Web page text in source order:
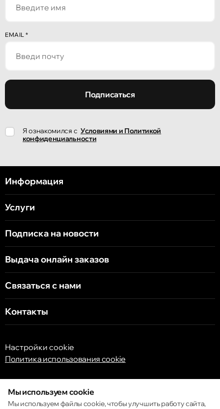
EMAIL *
Подписаться
Я ознакомился с Условиями и Политикой
конфиденциальности
Информация
Услуги
Подписка на новости
Выдача онлайн заказов
Связаться с нами
Контакты
Настройки cookie
Политика использования cookie
Мы используем cookie
Мы используем файлы cookie, чтобы улучшить работу сайта,